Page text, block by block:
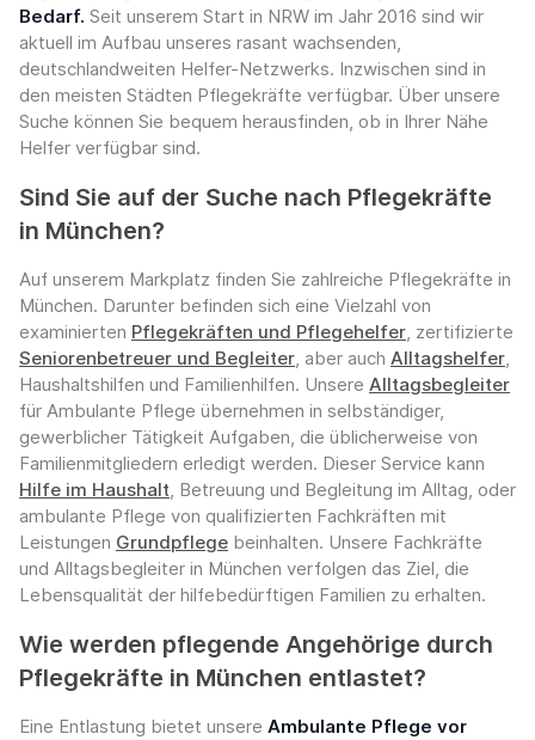
Bedarf. Seit unserem Start in NRW im Jahr 2016 sind wir
aktuell im Aufbau unseres rasant wachsenden,
deutschlandweiten Helfer-Netzwerks. Inzwischen sind in
den meisten Städten Pflegekräfte verfügbar. Über unsere
Suche können Sie bequem herausfinden, ob in Ihrer Nähe
Helfer verfügbar sind.
Sind Sie auf der Suche nach Pflegekräfte
in München?
Auf unserem Markplatz finden Sie zahlreiche Pflegekräfte in
München. Darunter befinden sich eine Vielzahl von
examinierten Pflegekräften und Pflegehelfer, zertifizierte
Seniorenbetreuer und Begleiter, aber auch Alltagshelfer,
Haushaltshilfen und Familienhilfen. Unsere Alltagsbegleiter
für Ambulante Pflege übernehmen in selbständiger,
gewerblicher Tätigkeit Aufgaben, die üblicherweise von
Familienmitgliedern erledigt werden. Dieser Service kann
Hilfe im Haushalt, Betreuung und Begleitung im Alltag, oder
ambulante Pflege von qualifizierten Fachkräften mit
Leistungen Grundpflege beinhalten. Unsere Fachkräfte
und Alltagsbegleiter in München verfolgen das Ziel, die
Lebensqualität der hilfebedürftigen Familien zu erhalten.
Wie werden pflegende Angehörige durch
Pflegekräfte in München entlastet?
Eine Entlastung bietet unsere Ambulante Pflege vor